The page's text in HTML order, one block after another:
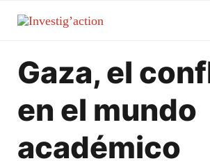
Gaza, el
en el mundo
académico